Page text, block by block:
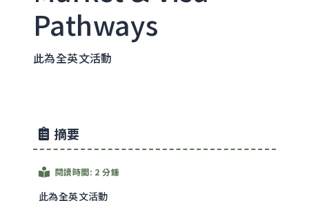
Pathways
此為全英文活動
摘要
閱讀時間: 2 分鍾
此為全英文活動